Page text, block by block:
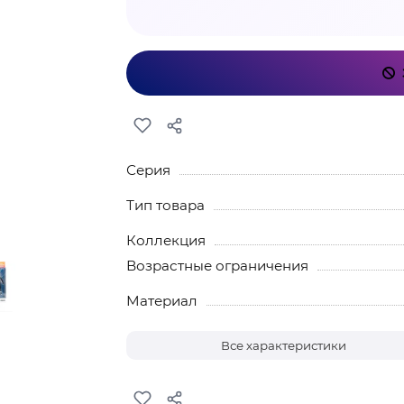
Серия
Тип товара
Коллекция
Возрастные ограничения
Материал
Все характеристики